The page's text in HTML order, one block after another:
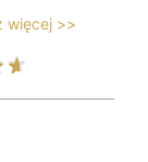
więcej >>